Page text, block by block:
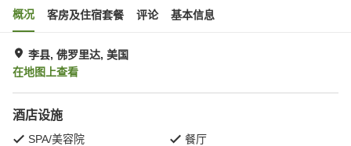
概况 客房及住宿套餐 评论 基本信息
李县, 佛罗里达, 美国
在地图上查看
酒店设施
SPA/美容院
餐厅